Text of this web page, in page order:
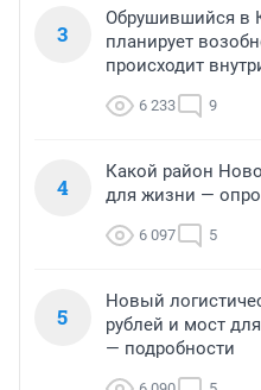
3
Обрушившийся в
планирует
происходит
6 233 9
4
Какой район
для жизни —
6 097 5
5
Новый
рублей и мост
— подробности